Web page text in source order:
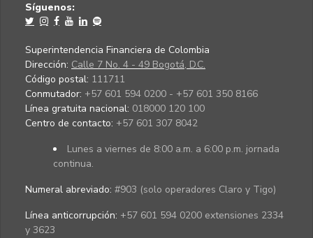
Síguenos:
Superintendencia Financiera de Colombia
Dirección: Calle 7 No. 4 - 49 Bogotá, D.C.
Código postal: 111711
Conmutador: +57 601 594 0200 - +57 601 350 8166
Línea gratuita nacional: 018000 120 100
Centro de contacto: +57 601 307 8042
Lunes a viernes de 8:00 a.m. a 6:00 p.m. jornada
continua.
Numeral abreviado: #903 (solo operadores Claro y Tigo)
Línea anticorrupción: +57 601 594 0200 extensiones 2334
y 3623